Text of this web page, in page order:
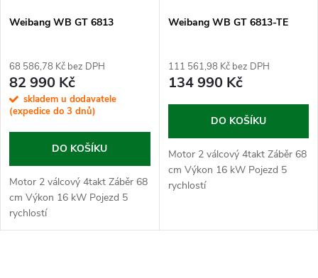
p
r
o
d
u
k
s
r
o
d
u
k
Weibang WB GT 6813
68 586,78 Kč bez DPH
82 990 Kč
skladem u dodavatele
(expedice do 3 dnů)
DO KOŠÍKU
Motor 2 válcový 4takt Záběr 68
cm Výkon 16 kW Pojezd 5
rychlostí
Weibang WB GT 6813-TE
111 561,98 Kč bez DPH
134 990 Kč
DO KOŠÍKU
Motor 2 válcový 4takt Záběr 68
cm Výkon 16 kW Pojezd 5
rychlostí